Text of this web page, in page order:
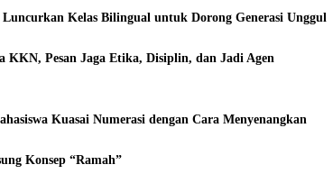
Kelas Bilingual untuk Dorong Generasi Unggul
KKN, Pesan Jaga Etika, Disiplin, dan Jadi Agen
Kuasai Numerasi dengan Cara Menyenangkan
Konsep “Ramah”